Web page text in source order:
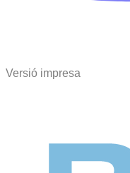
Versió impresa